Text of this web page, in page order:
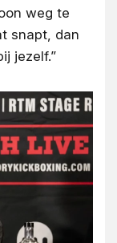
weg te
snapt, dan
jezelf.”